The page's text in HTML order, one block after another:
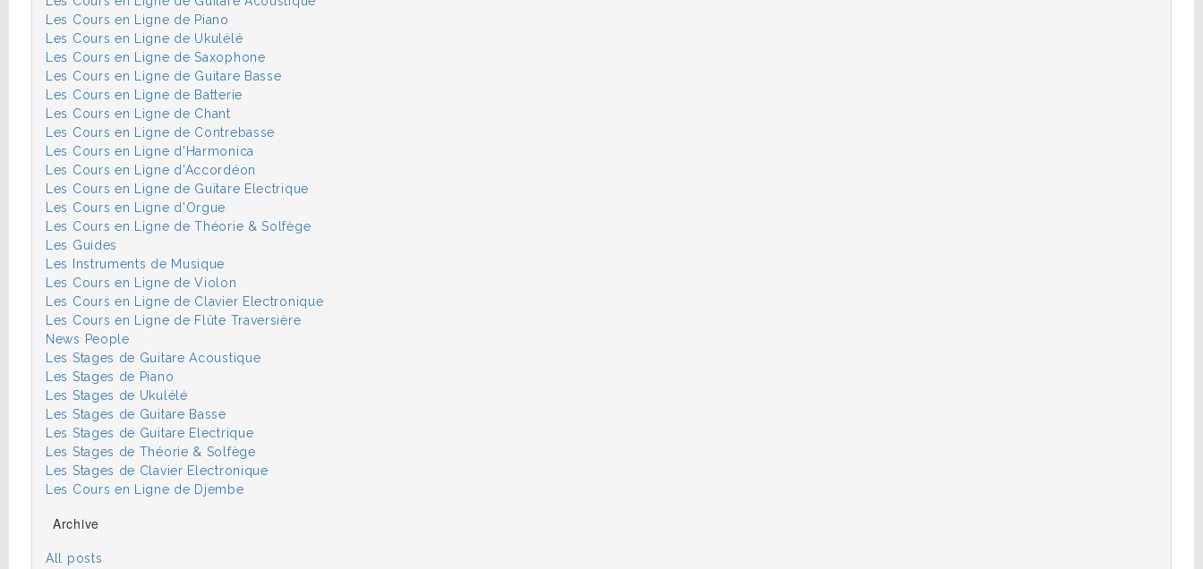
Les Cours en Ligne de Piano
Les Cours en Ligne de Ukulélé
Les Cours en Ligne de Saxophone
Les Cours en Ligne de Guitare Basse
Les Cours en Ligne de Batterie
Les Cours en Ligne de Chant
Les Cours en Ligne de Contrebasse
Les Cours en Ligne d'Harmonica
Les Cours en Ligne d'Accordéon
Les Cours en Ligne de Guitare Electrique
Les Cours en Ligne d'Orgue
Les Cours en Ligne de Théorie & Solfège
Les Guides
Les Instruments de Musique
Les Cours en Ligne de Violon
Les Cours en Ligne de Clavier Electronique
Les Cours en Ligne de Flûte Traversière
News People
Les Stages de Guitare Acoustique
Les Stages de Piano
Les Stages de Ukulélé
Les Stages de Guitare Basse
Les Stages de Guitare Electrique
Les Stages de Théorie & Solfège
Les Stages de Clavier Electronique
Les Cours en Ligne de Djembe
Archive
All posts